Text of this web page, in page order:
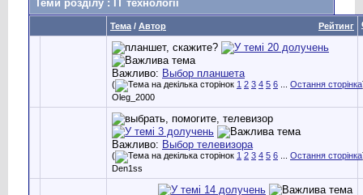
Теми розділу : IT технологіі
Рейтинг
Тема / Автор
Важливо: Выбор планшета
( 1 2 3 4 5 6 Остання сторінка
Oleg_2000
Важливо: Выбор телевизора
( 1 2 3 4 5 6 Остання сторінка
Den1ss